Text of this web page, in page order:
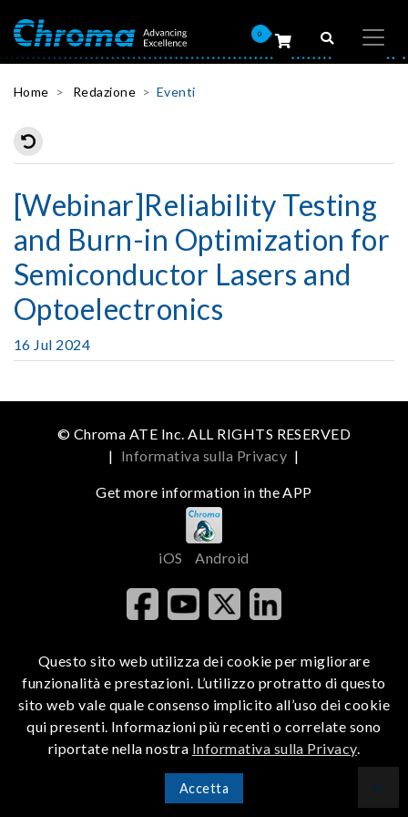
0
Home Redazione Eventi
[Webinar]Reliability Testing
and Burn-in Optimization for
Semiconductor Lasers and
Optoelectronics
16 Jul 2024
© Chroma ATE Inc. ALL RIGHTS RESERVED
| Informativa sulla Privacy |
Get more information in the APP
iOS Android
Questo sito web utilizza dei cookie per migliorare
funzionalità e prestazioni. L’utilizzo protratto di questo
sito web vale quale consenso implicito all’uso dei cookie
qui presenti. Informazioni più recenti o correlate sono
riportate nella nostra Informativa sulla Privacy.
Accetta